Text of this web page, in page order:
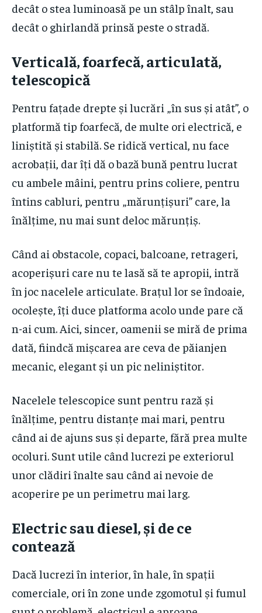
decât o stea luminoasă pe un stâlp înalt, sau
decât o ghirlandă prinsă peste o stradă.
Verticală, foarfecă, articulată,
telescopică
Pentru fațade drepte și lucrări „în sus și atât”, o
platformă tip foarfecă, de multe ori electrică, e
liniștită și stabilă. Se ridică vertical, nu face
acrobații, dar îți dă o bază bună pentru lucrat
cu ambele mâini, pentru prins coliere, pentru
întins cabluri, pentru „mărunțișuri” care, la
înălțime, nu mai sunt deloc mărunțiș.
Când ai obstacole, copaci, balcoane, retrageri,
acoperișuri care nu te lasă să te apropii, intră
în joc nacelele articulate. Brațul lor se îndoaie,
ocolește, îți duce platforma acolo unde pare că
n-ai cum. Aici, sincer, oamenii se miră de prima
dată, fiindcă mișcarea are ceva de păianjen
mecanic, elegant și un pic neliniștitor.
Nacelele telescopice sunt pentru rază și
înălțime, pentru distanțe mai mari, pentru
când ai de ajuns sus și departe, fără prea multe
ocoluri. Sunt utile când lucrezi pe exteriorul
unor clădiri înalte sau când ai nevoie de
acoperire pe un perimetru mai larg.
Electric sau diesel, și de ce
contează
Dacă lucrezi în interior, în hale, în spații
comerciale, ori în zone unde zgomotul și fumul